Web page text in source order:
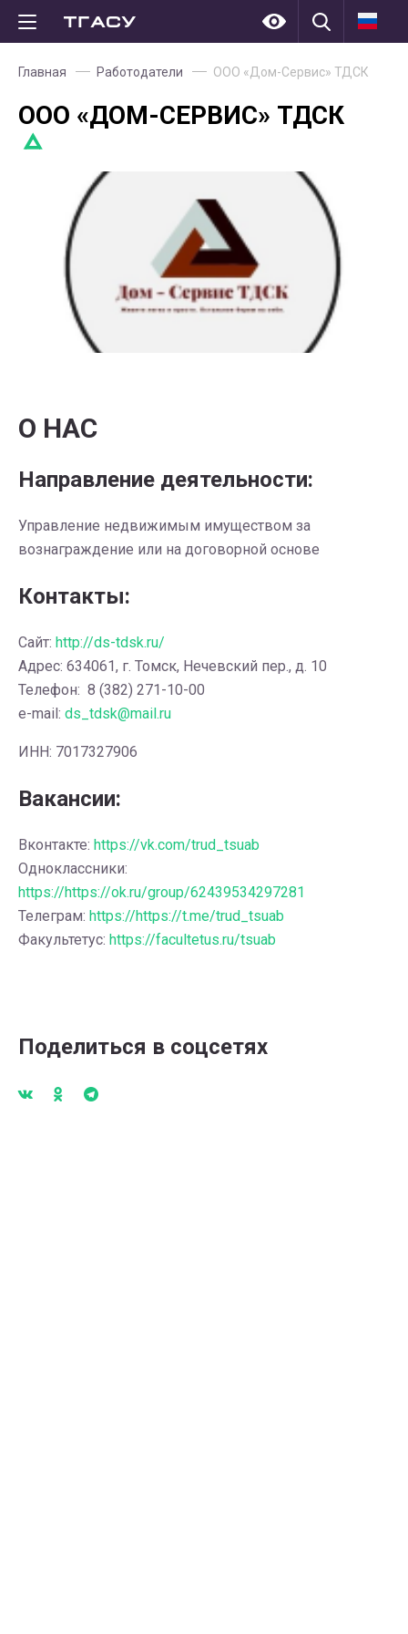
Главная Работодатели ООО «Дом-Сервис» ТДСК
ООО «ДОМ-СЕРВИС» ТДСК
О НАС
Направление деятельности:
Управление недвижимым имуществом за
вознаграждение или на договорной основе
Контакты:
Сайт: http://ds-tdsk.ru/
Адрес: 634061, г. Томск, Нечевский пер., д. 10
Телефон: 8 (382) 271-10-00
e-mail: ds_tdsk@mail.ru
ИНН: 7017327906
Вакансии:
Вконтакте: https://vk.com/trud_tsuab
Одноклассники:
https://https://ok.ru/group/62439534297281
Телеграм: https://https://t.me/trud_tsuab
Факультетус: https://facultetus.ru/tsuab
Поделиться в соцсетях